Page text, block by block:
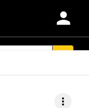
person
more_vert